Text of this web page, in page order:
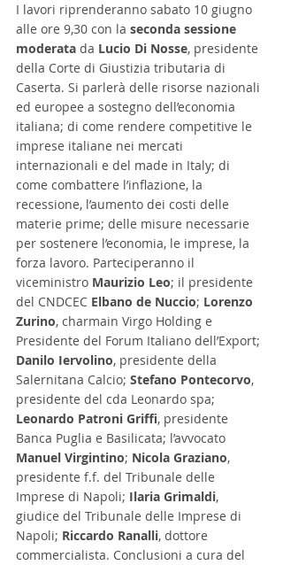
I lavori riprenderanno sabato 10 giugno
alle ore 9,30 con la seconda sessione
moderata da Lucio Di Nosse, presidente
della Corte di Giustizia tributaria di
Caserta. Si parlerà delle risorse nazionali
ed europee a sostegno dell’economia
italiana; di come rendere competitive le
imprese italiane nei mercati
internazionali e del made in Italy; di
come combattere l’inflazione, la
recessione, l’aumento dei costi delle
materie prime; delle misure necessarie
per sostenere l’economia, le imprese, la
forza lavoro. Parteciperanno il
viceministro Maurizio Leo; il presidente
del CNDCEC Elbano de Nuccio; Lorenzo
Zurino, charmain Virgo Holding e
Presidente del Forum Italiano dell’Export;
Danilo Iervolino, presidente della
Salernitana Calcio; Stefano Pontecorvo,
presidente del cda Leonardo spa;
Leonardo Patroni Griffi, presidente
Banca Puglia e Basilicata; l’avvocato
Manuel Virgintino; Nicola Graziano,
presidente f.f. del Tribunale delle
Imprese di Napoli; Ilaria Grimaldi,
giudice del Tribunale delle Imprese di
Napoli; Riccardo Ranalli, dottore
commercialista. Conclusioni a cura del